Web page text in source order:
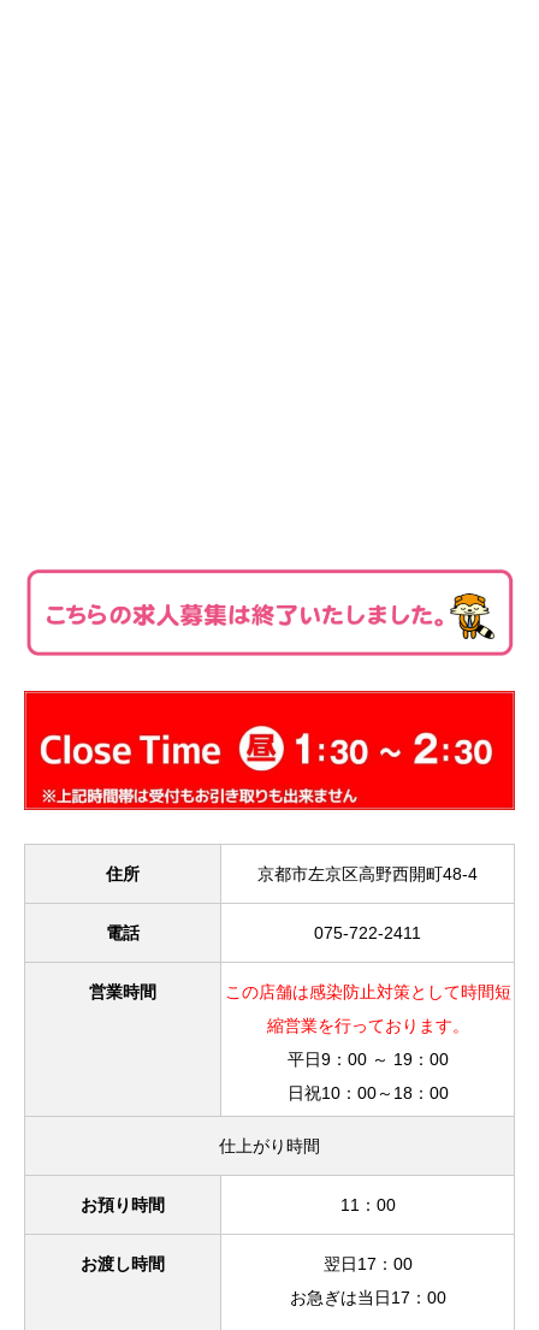
住所 京都市左京区高野西開町48-4
電話 075-722-2411
営業時間
この店舗は感染防止対策として時間短
縮営業を行っております。
平日9：00 ～ 19：00
日祝10：00～18：00
仕上がり時間
お預り時間 11：00
お渡し時間
翌日17：00
お急ぎは当日17：00